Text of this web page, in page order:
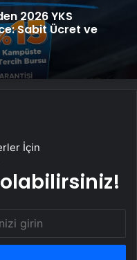
2026 YKS
Sabit Ücret ve
İçin